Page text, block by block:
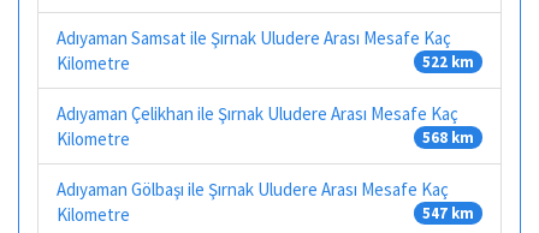
Adıyaman Samsat ile Şırnak Uludere Arası Mesafe Kaç
Kilometre
522 km
Adıyaman Çelikhan ile Şırnak Uludere Arası Mesafe Kaç
Kilometre
568 km
Adıyaman Gölbaşı ile Şırnak Uludere Arası Mesafe Kaç
Kilometre
547 km